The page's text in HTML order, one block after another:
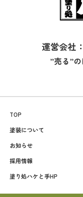
運営会社
”売る”
TOP
塗装について
お知らせ
採用情報
塗り処ハケと手HP